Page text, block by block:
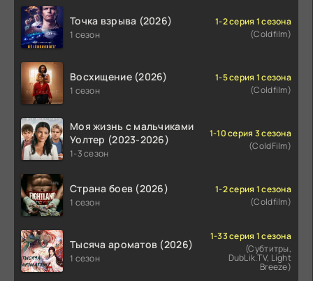
Точка взрыва (2026)
1 сезон
1-2 серия 1 сезона
(Coldfilm)
Восхищение (2026)
1 сезон
1-5 серия 1 сезона
(Coldfilm)
Моя жизнь с мальчиками
Уолтер (2023-2026)
1-3 сезон
1-10 серия 3 сезона
(ColdFilm)
Страна боев (2026)
1 сезон
1-2 серия 1 сезона
(Coldfilm)
Тысяча ароматов (2026)
1 сезон
1-33 серия 1 сезона
(Субтитры,
DubLik.TV, Light
Breeze)